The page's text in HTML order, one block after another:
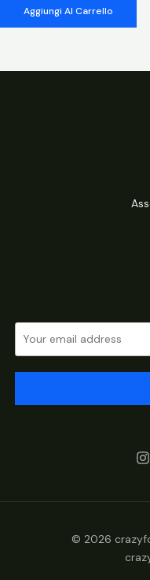
Aggiungi Al Carrello
© 2026